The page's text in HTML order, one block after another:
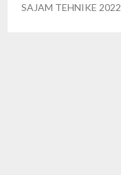
SAJAM TEHNIKE 2022